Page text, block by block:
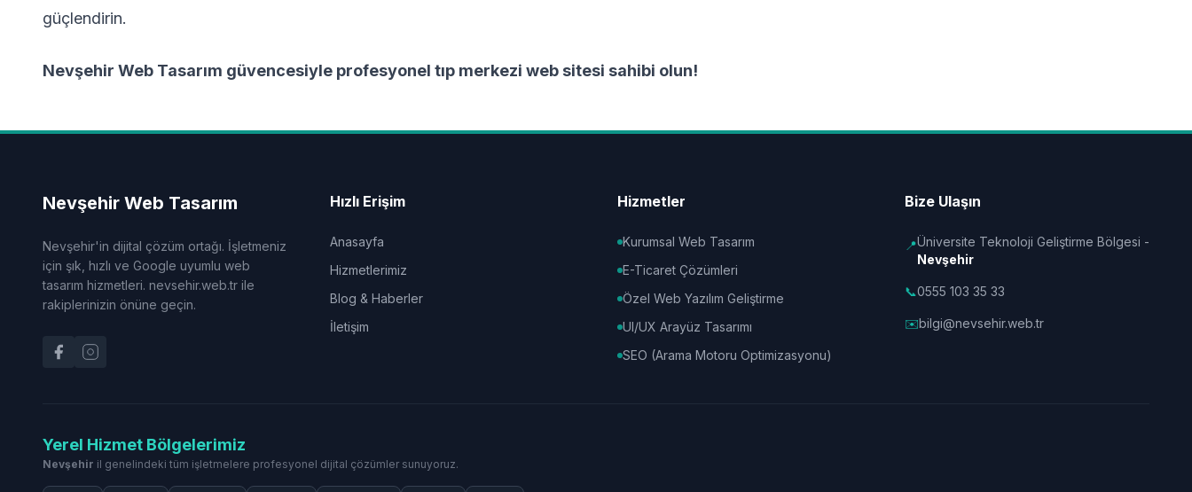
güçlendirin.
Nevşehir Web Tasarım güvencesiyle profesyonel tıp merkezi web sitesi sahibi olun!
Nevşehir Web Tasarım
Nevşehir'in dijital çözüm ortağı. İşletmeniz
için şık, hızlı ve Google uyumlu web
tasarım hizmetleri. nevsehir.web.tr ile
rakiplerinizin önüne geçin.
Hızlı Erişim
Anasayfa
Hizmetlerimiz
Blog & Haberler
İletişim
Hizmetler
Kurumsal Web Tasarım
E-Ticaret Çözümleri
Özel Web Yazılım Geliştirme
UI/UX Arayüz Tasarımı
SEO (Arama Motoru Optimizasyonu)
Bize Ulaşın
📍Üniversite Teknoloji Geliştirme Bölgesi -
Nevşehir
📞0555 103 35 33
✉️bilgi@nevsehir.web.tr
Yerel Hizmet Bölgelerimiz
Nevşehir il genelindeki tüm işletmelere profesyonel dijital çözümler sunuyoruz.